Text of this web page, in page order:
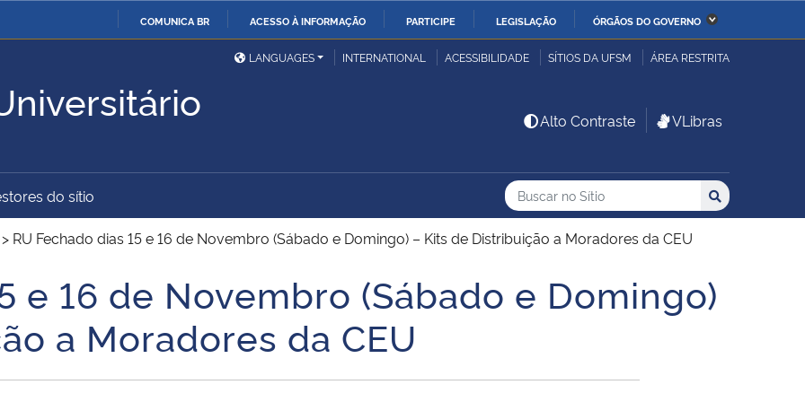
COMUNICA BR ACESSO À INFORMAÇÃO PARTICIPE LEGISLAÇÃO ÓRGÃOS DO GOVERNO
Ministério da Defesa
Ministério das Relações
Exteriores
Ministério da Economia Ministério da Infraestrutura
Ministério da Cidadania
Ministério da Ciência,
Tecnologia, Inovações e
Ministério do
Desenvolvimento Regional
União
Família e dos Direitos
Advocacia-Geral da União Banco Central do Brasil Planalto
LANGUAGES INTERNATIONAL ACESSIBILIDADE SÍTIOS DA UFSM ÁREA RESTRITA
Alto Contraste VLibras
do sítio Busca
Buscar no no Sítio
Busca: Buscar
> RU Fechado dias 15 e 16 de Novembro (Sábado e Domingo) – Kits de Distribuição a Moradores da CEU
e 16 de Novembro (Sábado e Domingo)
a Moradores da CEU